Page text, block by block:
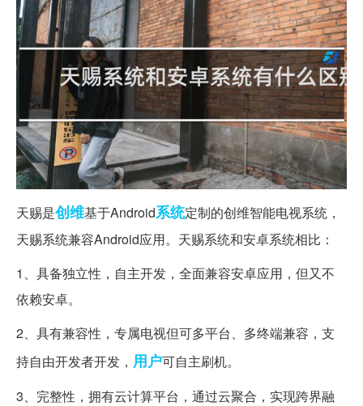
天赐是创维基于Android系统定制的创维智能电视系统，
天赐系统兼容Android应用。天赐系统和安卓系统相比：
1、具备独立性，自主开发，全面兼容安卓应用，但又不
依赖安卓。
2、具有兼容性，专属电视但可多平台、多终端兼容，支
持自由开发者开发， 用户可自主刷机。
3、完整性，拥有云计算平台，通过云聚合，实现跨界融